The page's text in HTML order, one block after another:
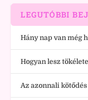
LEGUTÓBBI
Hány nap van még
Hogyan lesz
Az azonnali